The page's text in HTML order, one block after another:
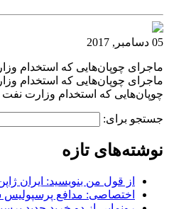
05 دسامبر, 2017
ماجرای چوپان‌هایی که استخدام
ماجرای چوپان‌هایی که استخدام
چوپان‌هایی که استخدام وزارت
جستجو برای:
نوشته‌های تازه
از قول من بنویسید: ایران
اختصاصی: مدافع